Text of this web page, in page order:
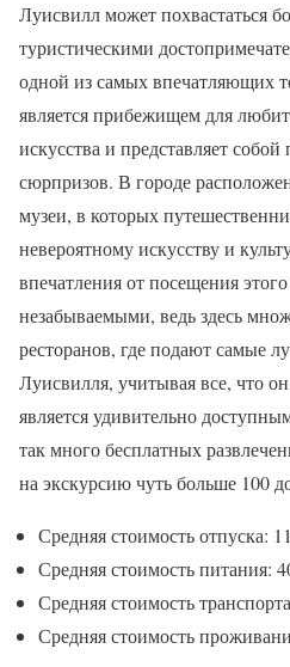
Луисвилл может похвастаться
туристическими
одной из самых впечатляющих
является прибежищем для
искусства и представляет
сюрпризов. В городе
музеи, в которых
невероятному искусству и
впечатления от посещения
незабываемыми, ведь здесь
ресторанов, где подают самые
Луисвилля, учитывая все, что
является удивительно
так много бесплатных
на экскурсию чуть больше 100
Средняя стоимость отпуска:
Средняя стоимость питания:
Средняя стоимость
Средняя стоимость